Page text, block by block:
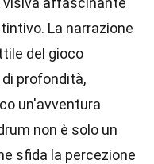
La narrazione
del gioco
profondità,
un'avventura
non è solo un
sfida la percezione